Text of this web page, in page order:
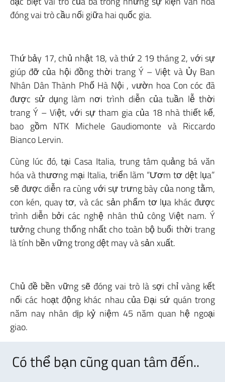
đóng vai trò cầu nối giữa hai quốc gia.
Thứ bảy 17, chủ nhật 18, và thứ 2 19 tháng 2, với sự
giúp đỡ của hội đồng thời trang Ý – Việt và Ủy Ban
Nhân Dân Thành Phố Hà Nội , vườn hoa Con cóc đã
được sử dụng làm nơi trình diễn của tuần lễ thời
trang Ý – Việt, với sự tham gia của 18 nhà thiết kế,
bao gồm NTK Michele Gaudiomonte và Riccardo
Bianco Lervin.
Cùng lúc đó, tại Casa Italia, trung tâm quảng bá văn
hóa và thương mại Italia, triển lãm “Ươm tơ dệt lụa”
sẽ được diễn ra cùng với sự trưng bày của nong tằm,
con kén, quay tơ, và các sản phẩm tơ lụa khác được
trình diễn bởi các nghệ nhân thủ công Việt nam. Ý
tưởng chung thống nhất cho toàn bộ buổi thời trang
là tính bền vững trong dệt may và sản xuất.
Chủ đề bền vững sẽ đóng vai trò là sợi chỉ vàng kết
nối các hoạt động khác nhau của Đại sứ quán trong
năm nay nhân dịp kỷ niệm 45 năm quan hệ ngoại
giao.
Có thể bạn cũng quan tâm đến..